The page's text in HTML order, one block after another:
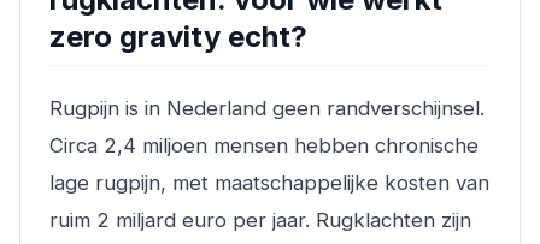
zero gravity echt?
Rugpijn is in Nederland geen randverschijnsel.
Circa 2,4 miljoen mensen hebben chronische
lage rugpijn, met maatschappelijke kosten van
ruim 2 miljard euro per jaar. Rugklachten zijn